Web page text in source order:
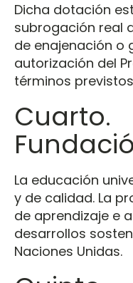
Dicha dotación
subrogación real
de enajenación o
autorización del
términos
Cuarto.
La educación
y de calidad. La
de aprendizaje e
desarrollos
Naciones Unidas.